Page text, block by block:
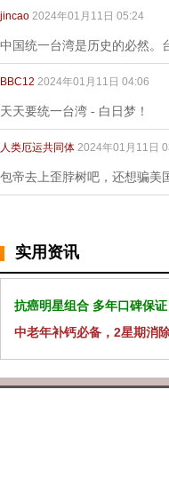
jincao 2024年01月11日 05:24
中国统一台湾是历史的必然。
BBC12 2024年01月11日 04:06
天天要统一台湾 - 白日梦！
人类厄运共同体 2024年01月11日
包帝去上歪脖树吧，还想骗美
实用资讯
抗癌明星组合 多年口碑保
中老年补钙必备，2星期消